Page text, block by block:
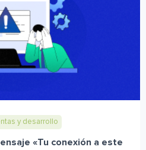
y desarrollo
«Tu conexión a este